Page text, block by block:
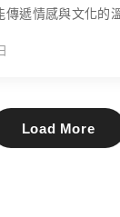
傳遞情感與文化的
Load More